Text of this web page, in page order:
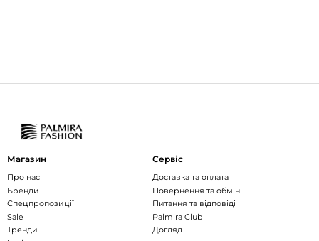
Магазин
Про нас
Бренди
Спецпропозиції
Sale
Тренди
Сервіс
Доставка та оплата
Повернення та обмін
Питання та відповіді
Palmira Club
Догляд